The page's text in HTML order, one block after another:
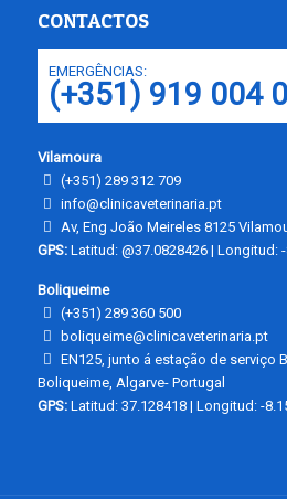
CONTACTOS
EMERGÊNCIAS:
(+351) 919 004
Vilamoura
(+351) 289 312 709
info@clinicaveterinaria.pt
Av, Eng João Meireles 8125
GPS:Latitud: @37.0828426 | Longitud:
Boliqueime
(+351) 289 360 500
boliqueime@clinicaveterinaria.pt
EN125, junto á estação de serviço
Boliqueime, Algarve- Portugal
GPS: Latitud: 37.128418 | Longitud: -